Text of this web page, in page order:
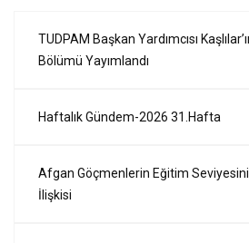
TUDPAM Başkan Yardımcısı
Bölümü Yayımlandı
Haftalık Gündem-2026 31.Hafta
Afgan Göçmenlerin Eğitim
İlişkisi